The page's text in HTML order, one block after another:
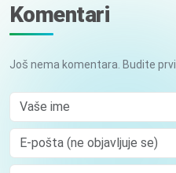
Komentari
Još nema komentara. Budite prvi.
Vaše ime
E-pošta (ne objavljuje se)
Comment